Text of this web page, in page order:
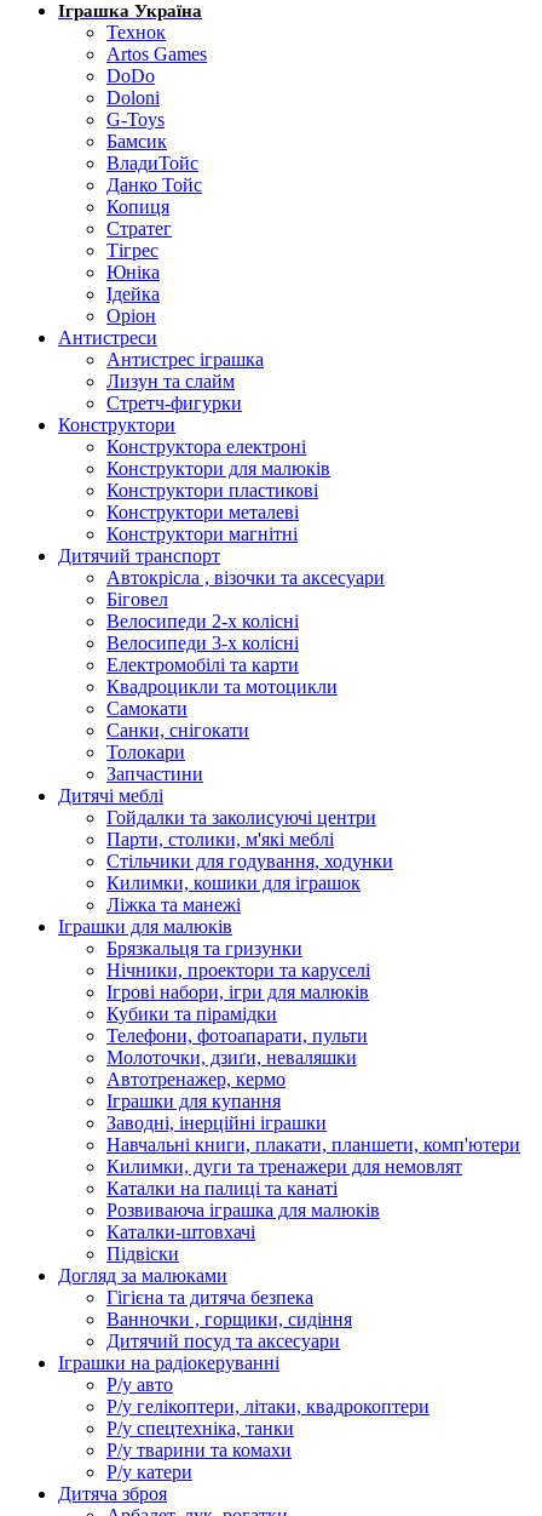
Іграшка Україна
Технок
Artos Games
DoDo
Doloni
G-Toys
Бамсик
ВладиТойс
Данко Тойс
Копиця
Стратег
Тігрес
Юніка
Ідейка
Оріон
Антистреси
Антистрес іграшка
Лизун та слайм
Стретч-фигурки
Конструктори
Конструктора електроні
Конструктори для малюків
Конструктори пластикові
Конструктори металеві
Конструктори магнітні
Дитячий транспорт
Автокрісла , візочки та аксесуари
Біговел
Велосипеди 2-х колісні
Велосипеди 3-х колісні
Електромобілі та карти
Квадроцикли та мотоцикли
Самокати
Санки, снігокати
Толокари
Запчастини
Дитячі меблі
Гойдалки та заколисуючі центри
Парти, столики, м'які меблі
Стільчики для годування, ходунки
Килимки, кошики для іграшок
Ліжка та манежі
Іграшки для малюків
Брязкальця та гризунки
Нічники, проектори та каруселі
Ігрові набори, ігри для малюків
Кубики та пірамідки
Телефони, фотоапарати, пульти
Молоточки, дзиґи, неваляшки
Автотренажер, кермо
Іграшки для купання
Заводні, інерційні іграшки
Навчальні книги, плакати, планшети, комп'ютери
Килимки, дуги та тренажери для немовлят
Каталки на палиці та канаті
Розвиваюча іграшка для малюків
Каталки-штовхачі
Підвіски
Догляд за малюками
Гігієна та дитяча безпека
Ванночки , горщики, сидіння
Дитячий посуд та аксесуари
Іграшки на радіокеруванні
Р/у авто
Р/у гелікоптери, літаки, квадрокоптери
Р/у спецтехніка, танки
Р/у тварини та комахи
Р/у катери
Дитяча зброя